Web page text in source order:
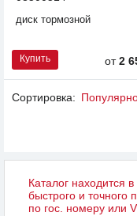
диск тормозной
Купить от2
Сортировка:
Каталог находится
быстрого и точного
по гос. номеру или